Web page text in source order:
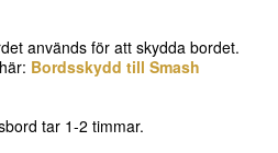
används för att skydda bordet.
Bordsskydd till Smash
tar 1-2 timmar.